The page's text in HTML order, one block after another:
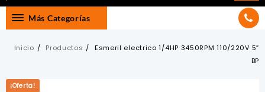
Más Categorías
Inicio Productos
Esmeril electrico 1/4HP 3450RPM 110/220V 5″
BP
¡Oferta!